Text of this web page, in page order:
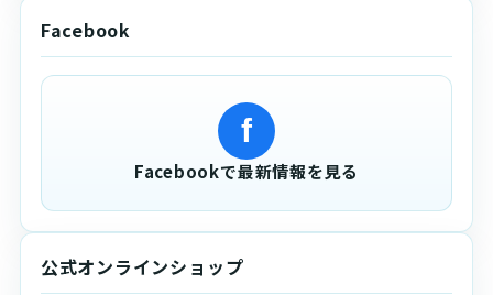
Facebook
f
Facebookで最新情報を見る
公式オンラインショップ